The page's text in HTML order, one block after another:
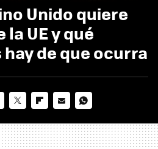
Unido quiere
UE y qué
de que ocurra
MAIL